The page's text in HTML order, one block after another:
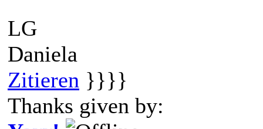
LG
Daniela
Zitieren }}}}
Thanks given by: